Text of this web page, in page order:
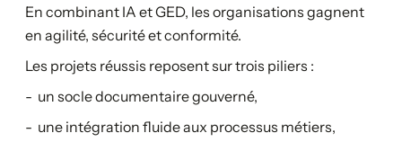
En combinant IA et GED, les organisations gagnent
en agilité, sécurité et conformité.
Les projets réussis reposent sur trois piliers :
- un socle documentaire gouverné,
- une intégration fluide aux processus métiers,